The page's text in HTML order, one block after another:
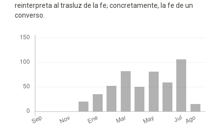
reinterpreta al trasluz de la fe; concretamente, la fe de un
converso.